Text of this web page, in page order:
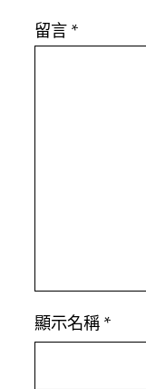
留言 *
顯示名稱 *